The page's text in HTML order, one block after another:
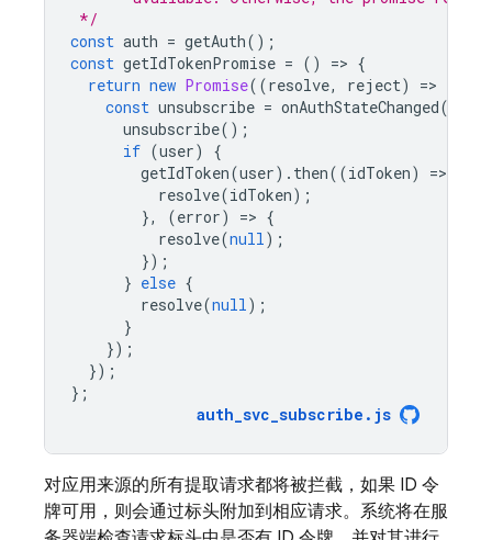
*/
const auth = getAuth();
const getIdTokenPromise = () => {
return new Promise((resolve, reject) =>
const unsubscribe = onAuthStateChanged(
unsubscribe();
if (user)
{
getIdToken(user). then((idToken) =>
resolve(idToken);
},
(error) => {
resolve(null);
});
} else {
resolve(null);
}
});
});
};
auth_svc_subscribe . js
对应用来源的所有提取请求都将被拦截，如果 ID 令
牌可用，则会通过标头附加到相应请求。系统将在服